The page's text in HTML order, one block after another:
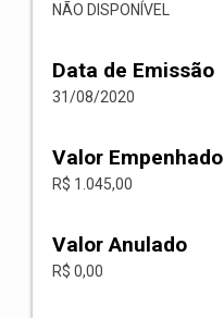
NÃO DISPONÍVEL
Data de Emissão
31/08/2020
Valor Empenhado
R$ 1.045,00
Valor Anulado
R$ 0,00